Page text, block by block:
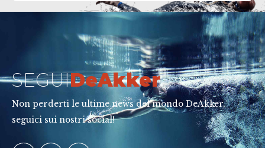
SEGUIDeAkker
Non perderti le ultime news del mondo DeAkker,
seguici sui nostri social!